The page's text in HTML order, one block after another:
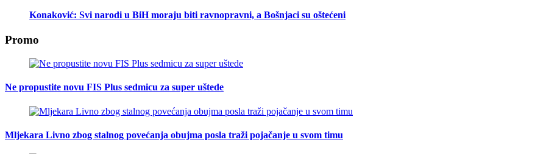
Konaković: Svi narodi u BiH moraju biti ravnopravni, a Bošnjaci su oštećeni
Promo
Ne propustite novu FIS Plus sedmicu za super uštede
Mljekara Livno zbog stalnog povećanja obujma posla traži pojačanje u svom timu